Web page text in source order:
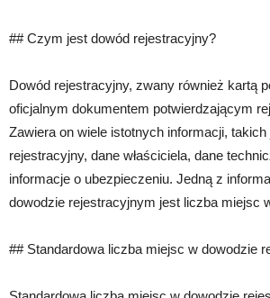
## Czym jest dowód rejestracyjny?
Dowód rejestracyjny, zwany również kartą
oficjalnym dokumentem potwierdzającym
Zawiera on wiele istotnych informacji,
rejestracyjny, dane właściciela, dane
informacje o ubezpieczeniu. Jedną z
dowodzie rejestracyjnym jest liczba miejsc
## Standardowa liczba miejsc w dowodzie